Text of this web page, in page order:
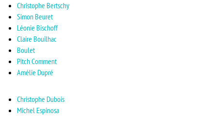
Christophe Bertschy
Simon Beuret
Léonie Bischoff
Claire Bouilhac
Boulet
Pitch Comment
Amélie Dupré
Christophe Dubois
Michel Espinosa